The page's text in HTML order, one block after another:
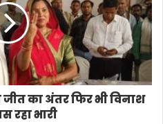
का अंतर फिर भी विनाश
रहा भारी